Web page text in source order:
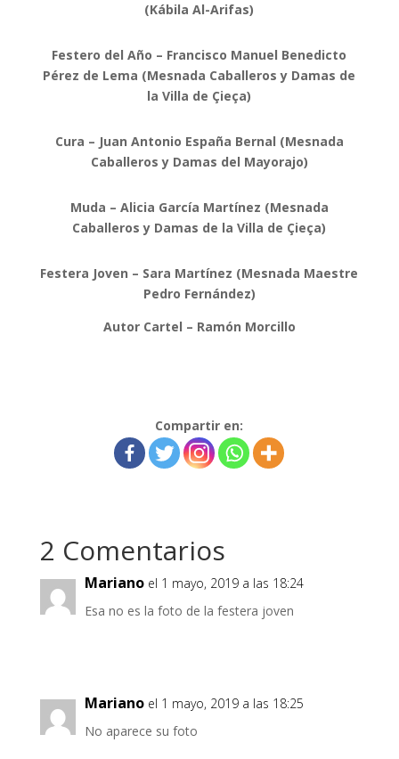
(Kábila Al-Arifas)
Festero del Año – Francisco Manuel Benedicto
Pérez de Lema (Mesnada Caballeros y Damas de
la Villa de Çieça)
Cura – Juan Antonio España Bernal (Mesnada
Caballeros y Damas del Mayorajo)
Muda – Alicia García Martínez (Mesnada
Caballeros y Damas de la Villa de Çieça)
Festera Joven – Sara Martínez (Mesnada Maestre
Pedro Fernández)
Autor Cartel – Ramón Morcillo
Compartir en:
2 Comentarios
Mariano el 1 mayo, 2019 a las 18:24
Esa no es la foto de la festera joven
Mariano el 1 mayo, 2019 a las 18:25
No aparece su foto